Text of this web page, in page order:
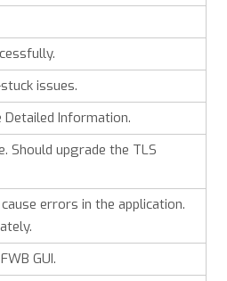
issues.
Detailed Information.
Should upgrade the TLS
errors in the application.
GUI.